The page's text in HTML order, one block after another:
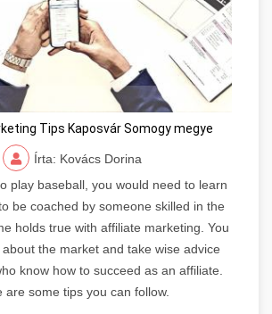
Tips Kaposvár Somogy megye
Írta: Kovács Dorina
play baseball, you would need to learn
be coached by someone skilled in the
holds true with affiliate marketing. You
the market and take wise advice
know how to succeed as an affiliate.
are some tips you can follow.